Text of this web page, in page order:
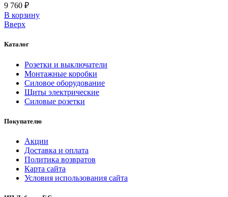
9 760 ₽
В корзинy
Вверх
Каталог
Розетки и выключатели
Монтажные коробки
Силовое оборудование
Щиты электрические
Силовые розетки
Покупателю
Акции
Доставка и оплата
Политика возвратов
Карта сайта
Условия использования сайта